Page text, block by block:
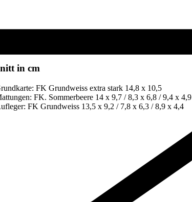
in cm
FK Grundweiss extra stark 14,8 x 10,5
FK. Sommerbeere 14 x 9,7 / 8,3 x 6,8 / 9,4 x 4,9
FK Grundweiss 13,5 x 9,2 / 7,8 x 6,3 / 8,9 x 4,4